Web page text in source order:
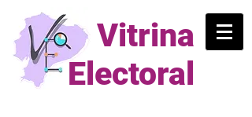
Vitrina
Electoral